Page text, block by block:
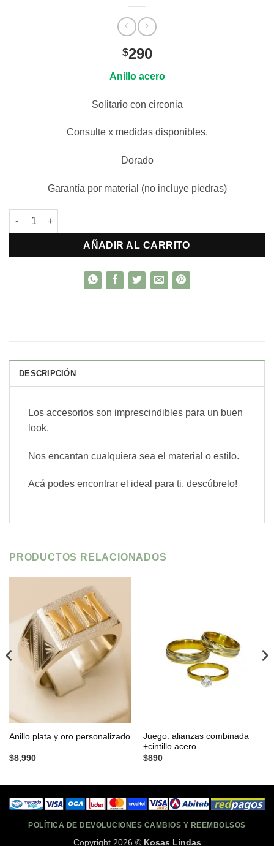
$290
Anillo acero
Solitario con circonia
Consulte x medidas disponibles.
Dorado
Garantía por material (no incluye piedras)
Anillo Solitario con circonia cantidad
AÑADIR AL CARRITO
DESCRIPCIÓN
Los accesorios son imprescindibles para un buen
look.
Nos encantan cualquiera sea el material o estilo.
Acá podes encontrar el ideal para ti, descúbrelo!
PRODUCTOS RELACIONADOS
Anillo plata y oro personalizado
$8,990
Juego. alianzas combinada
+cintillo acero
$890
POLÍTICA DE DEVOLUCIONES CAMBIOS Y REEMBOLSOS
Copyright 2026 © Kosas Lindas